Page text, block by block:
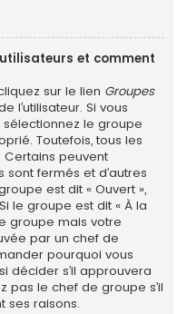
et comment
sur le lien Groupes
l’utilisateur. Si vous
le groupe
Toutefois, tous les
peuvent
fermés et d’autres
est dit « Ouvert »,
le groupe est dit « À la
groupe mais votre
par un chef de
pourquoi vous
décider s’il approuvera
pas le chef de groupe s’il
ses raisons.